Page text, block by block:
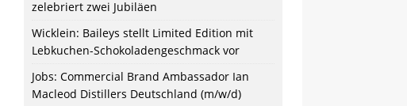
zelebriert zwei Jubiläen
Wicklein: Baileys stellt Limited Edition mit
Lebkuchen-Schokoladengeschmack vor
Jobs: Commercial Brand Ambassador Ian
Macleod Distillers Deutschland (m/w/d)